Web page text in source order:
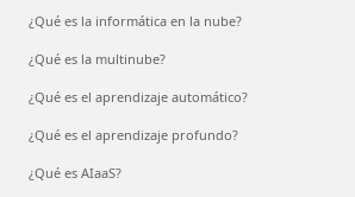
¿Qué es la informática en la nube?
¿Qué es la multinube?
¿Qué es el aprendizaje automático?
¿Qué es el aprendizaje profundo?
¿Qué es AIaaS?